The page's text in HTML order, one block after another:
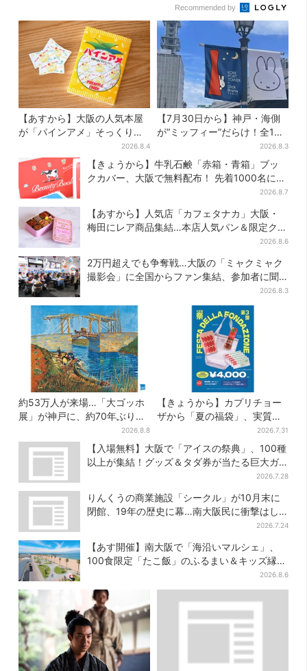
Recommended by
【あすから】大阪の人気本屋
が「パインアメ」そっくりの
ブックカバー開発、梅田で先
行販売
2026.8.4
【7月30日から】神戸・海側
が“ミッフィー”だらけ！全16
施設でパン、スイーツ、ナイ
トマーケットも
2026.8.3
【きょうから】牛乳石鹸「赤箱・青箱」ブッ
クカバー、大阪で無料配布！ 先着1000名に
2026.8.7
【あすから】人気店「カフェタナカ」大阪・
梅田にレア商品集結…本店人気パン＆限定クッ
2026.8.6
2万円超えでも争奪戦…大阪の「ミャクミャク
撮影会」に全国からファン集結、参加者に聞
2026.8.3
約53万人が来場…「大ゴッホ
展」が神戸に、約70年ぶり
『アルルの跳ね橋』来日！お
得な限定チケット販売も
2026.8.8
【きょうから】カプリチョー
ザから「夏の福袋」、実質無
料…？値段以上の食事券＆限
定アイテム付き
2026.7.31
【入場無料】大阪で「アイスの祭典」、100種
以上が集結！グッズ＆タダ券が当たる巨大ガ
2026.7.28
りんくうの商業施設「シークル」が10月末に
閉館、19年の歴史に幕…南大阪民に衝撃はし
2026.7.24
【あす開催】南大阪で「海沿いマルシェ」、
100食限定「たこ飯」のふるまい＆キッズ縁日
2026.8.6